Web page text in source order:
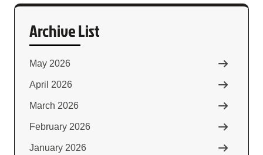
Archive List
May 2026
April 2026
March 2026
February 2026
January 2026